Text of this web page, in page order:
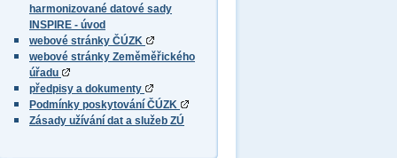
harmonizované datové sady
INSPIRE - úvod
webové stránky ČÚZK
webové stránky Zeměměřického
úřadu
předpisy a dokumenty
Podmínky poskytování ČÚZK
Zásady užívání dat a služeb ZÚ